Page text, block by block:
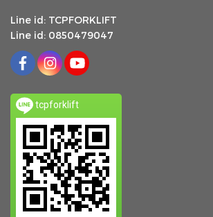
Line id: TCPFORKLIFT
Line id: 0850479047
tcpforklift